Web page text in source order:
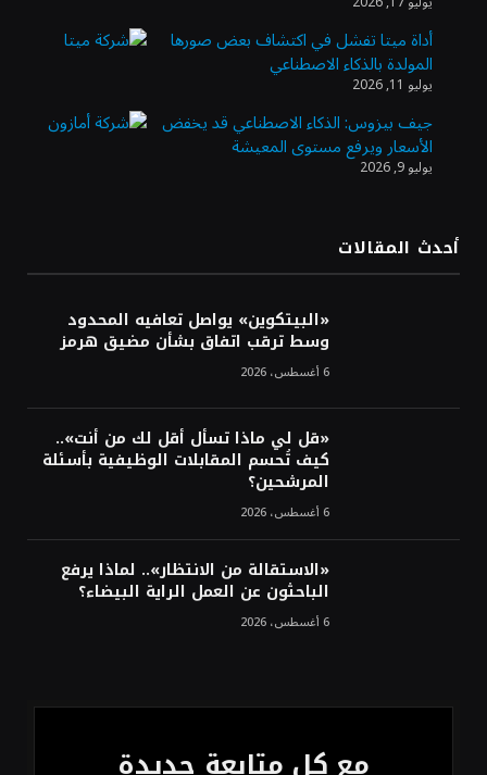
الاستثمارية
الذهب يسجل أعلى مستوى في أسبوعين بدعم
من تراجع الدولار
الدولار الأمريكي يتراجع قرب أدنى مستوياته
ترقب تطورات الوساطة بشأن الحرب
أداة ميتا تفشل في اكتشاف بعض صورها
المولدة بالذكاء الاصطناعي
يوليو 11, 2026
جيف بيزوس: الذكاء الاصطناعي قد يخفض
الأسعار ويرفع مستوى المعيشة
يوليو 9, 2026
أحدث المقالات
«البيتكوين» يواصل تعافيه المحدود
وسط ترقب اتفاق بشأن مضيق هرمز
6 أغسطس، 2026
«قل لي ماذا تسأل أقل لك من أنت»..
كيف تُحسم المقابلات الوظيفية بأسئلة
المرشحين؟
6 أغسطس، 2026
«الاستقالة من الانتظار».. لماذا يرفع
الباحثون عن العمل الراية البيضاء؟
6 أغسطس، 2026